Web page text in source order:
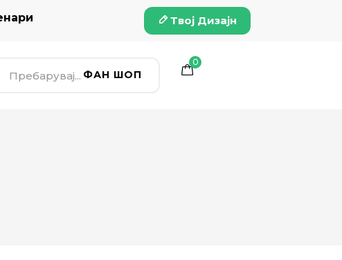
Твој Дизајн
ФАН ШОП
0